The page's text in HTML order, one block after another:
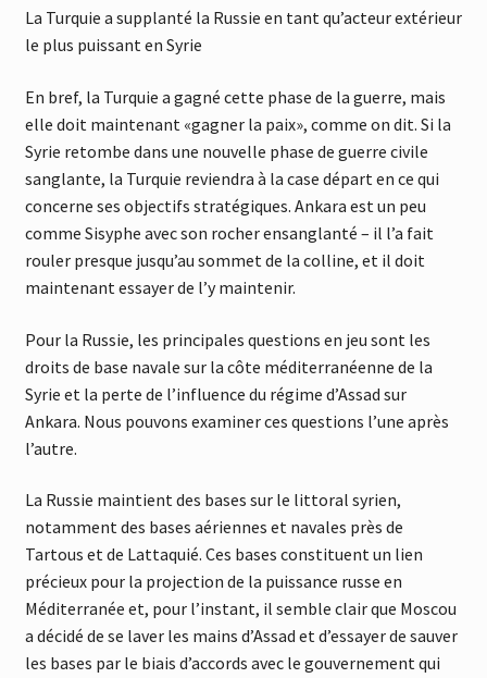
La Turquie a supplanté la Russie en tant qu’acteur extérieur
le plus puissant en Syrie
En bref, la Turquie a gagné cette phase de la guerre, mais
elle doit maintenant «gagner la paix», comme on dit. Si la
Syrie retombe dans une nouvelle phase de guerre civile
sanglante, la Turquie reviendra à la case départ en ce qui
concerne ses objectifs stratégiques. Ankara est un peu
comme Sisyphe avec son rocher ensanglanté – il l’a fait
rouler presque jusqu’au sommet de la colline, et il doit
maintenant essayer de l’y maintenir.
Pour la Russie, les principales questions en jeu sont les
droits de base navale sur la côte méditerranéenne de la
Syrie et la perte de l’influence du régime d’Assad sur
Ankara. Nous pouvons examiner ces questions l’une après
l’autre.
La Russie maintient des bases sur le littoral syrien,
notamment des bases aériennes et navales près de
Tartous et de Lattaquié. Ces bases constituent un lien
précieux pour la projection de la puissance russe en
Méditerranée et, pour l’instant, il semble clair que Moscou
a décidé de se laver les mains d’Assad et d’essayer de sauver
les bases par le biais d’accords avec le gouvernement qui